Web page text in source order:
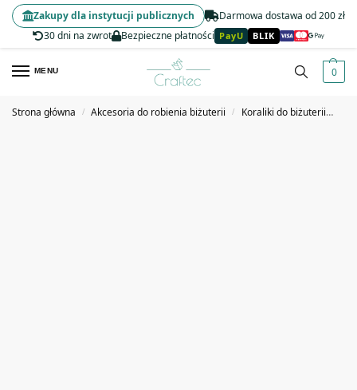
Darmowa dostawa od 200 zł
30 dni na zwrot
Bezpieczne płatności PayU BLIK
Zakupy dla instytucji publicznych
MENU 0
Strona główna / Akcesoria do robienia biżuterii / Koraliki do biżuterii